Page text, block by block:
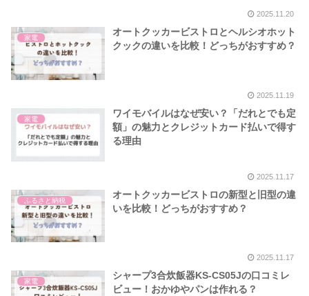
2025.11.20
家電
オートクッカービストロとヘルシオホット
クックの違いを比較！どっちがおすすめ？
2025.11.19
家電
ワイモバイルはなぜ安い？「だれとでも定
額」の魅力とクレジットカード払いで得す
る理由
2025.11.17
ふるさと納税
オートクッカービストロの新型と旧型の違
いを比較！どっちがおすすめ？
2025.11.17
家電
シャープ3合炊飯器KS-CS05Jの口コミレ
ビュー！おかゆやパンは作れる？